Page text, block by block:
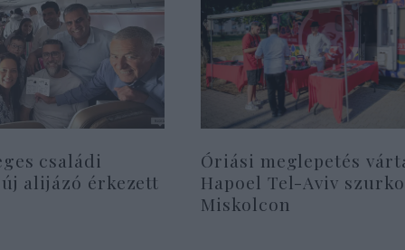
családi
alijázó érkezett
Óriási meglepetés
Hapoel Tel-Aviv
Miskolcon